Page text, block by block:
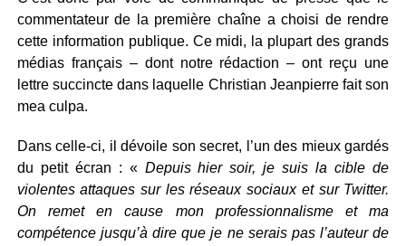
commentateur de la première chaîne a choisi de rendre
cette information publique. Ce midi, la plupart des grands
médias français – dont notre rédaction – ont reçu une
lettre succincte dans laquelle Christian Jeanpierre fait son
mea culpa.
Dans celle-ci, il dévoile son secret, l’un des mieux gardés
du petit écran : « Depuis hier soir, je suis la cible de
violentes attaques sur les réseaux sociaux et sur Twitter.
On remet en cause mon professionnalisme et ma
compétence jusqu’à dire que je ne serais pas l’auteur de